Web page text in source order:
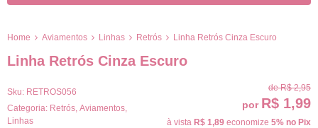
Home Aviamentos Linhas Retrós Linha Retrós Cinza Escuro
Linha Retrós Cinza Escuro
Sku: RETROS056
Categoria: Retrós Aviamentos
Linhas
de R$ 2,95
por R$ 1,99
à vista R$ 1,89 economize 5% no Pix